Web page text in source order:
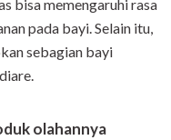
bisa memengaruhi rasa
pada bayi. Selain itu,
sebagian bayi
olahannya